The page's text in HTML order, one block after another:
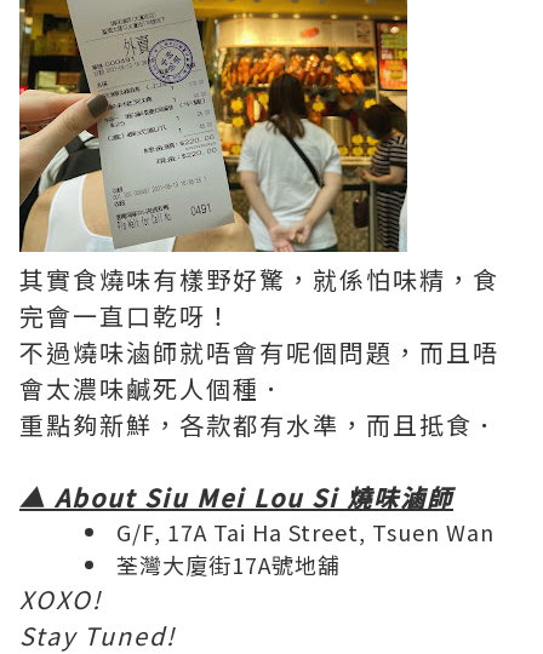
其實食燒味有樣野好驚，就係怕味精，食
完會一直口乾呀！
不過燒味滷師就唔會有呢個問題，而且唔
會太濃味鹹死人個種．
重點夠新鮮，各款都有水準，而且抵食．
▲ About Siu Mei Lou Si 燒味滷師
G/F, 17A Tai Ha Street, Tsuen Wan
荃灣大廈街17A號地舖
XOXO!
Stay Tuned!